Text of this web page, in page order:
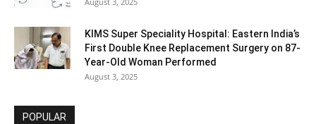
KIMS Super Speciality Hospital: Eastern India’s
First Double Knee Replacement Surgery on 87-
Year-Old Woman Performed
August 3, 2025
POPULAR